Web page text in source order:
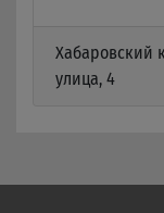
Хабаровский
улица, 4